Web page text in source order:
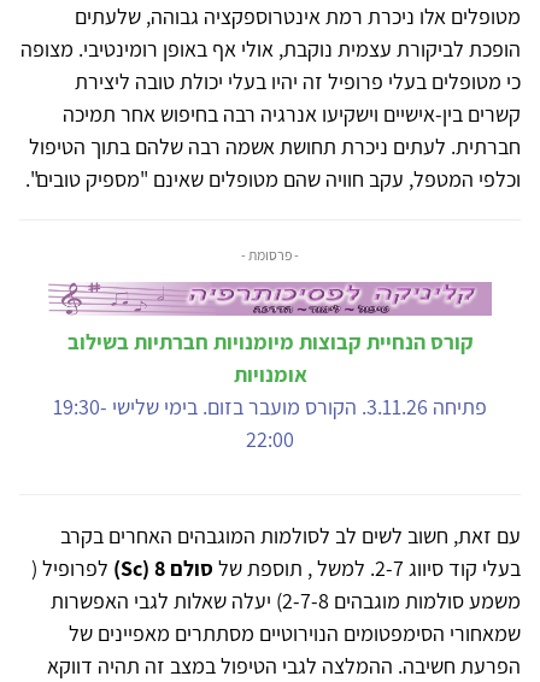
מטופלים אלו ניכרת רמת אינטרוספקציה גבוהה, שלעתים
הופכת לביקורת עצמית נוקבת, אולי אף באופן רומינטיבי. מצופה
כי מטופלים בעלי פרופיל זה יהיו בעלי יכולת טובה ליצירת
קשרים בין-אישיים וישקיעו אנרגיה רבה בחיפוש אחר תמיכה
חברתית. לעתים ניכרת תחושת אשמה רבה שלהם בתוך הטיפול
וכלפי המטפל, עקב חוויה שהם מטופלים שאינם "מספיק טובים".
- פרסומת -
קורס הנחיית קבוצות מיומנויות חברתיות בשילוב
אומנויות
פתיחה 3.11.26. הקורס מועבר בזום. בימי שלישי 19:30-
22:00
עם זאת, חשוב לשים לב לסולמות המוגבהים האחרים בקרב
בעלי קוד סיווג 2-7. למשל , תוספת של
סולם 8 (Sc)
לפרופיל (
משמע סולמות מוגבהים 2-7-8) יעלה שאלות לגבי האפשרות
שמאחורי הסימפטומים הנוירוטיים מסתתרים מאפיינים של
הפרעת חשיבה. ההמלצה לגבי הטיפול במצב זה תהיה דווקא